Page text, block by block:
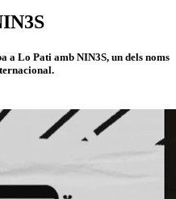
a Lo Pati amb NIN3S, un dels noms